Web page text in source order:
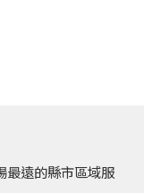
最遠的縣市區域服